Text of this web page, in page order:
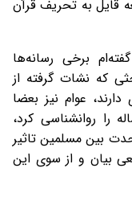
قایل به تحریف قرآن
برخی رسانه‌ها
که نشات گرفته از
عوام نیز بعضا
را روانشناسی کرد،
بین مسلمین تاثیر
بیان و از سوی این